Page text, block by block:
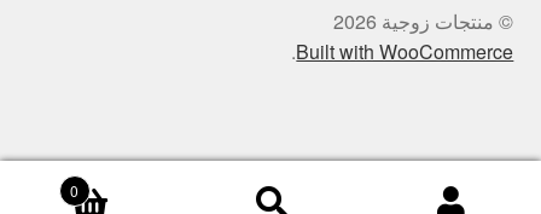
© منتجات زوجية 2026
Built with WooCommerce
.
0